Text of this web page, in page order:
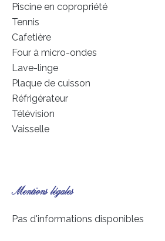
Piscine en copropriété
Tennis
Cafetière
Four à micro-ondes
Lave-linge
Plaque de cuisson
Réfrigérateur
Télévision
Vaisselle
Mentions légales
Pas d'informations disponibles